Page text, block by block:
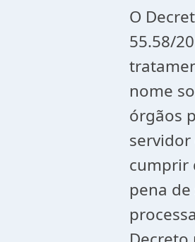
O
55.58/
nome
órgãos
servidor
cumprir
pena